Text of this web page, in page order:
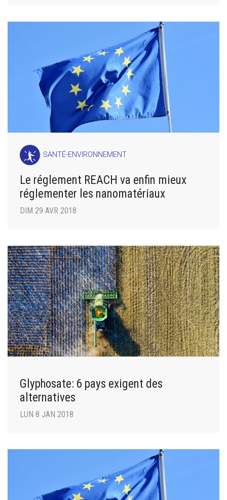
SANTÉ-ENVIRONNEMENT
Le réglement REACH va enfin mieux
réglementer les nanomatériaux
DIM 29 AVR 2018
Glyphosate: 6 pays exigent des
alternatives
LUN 8 JAN 2018